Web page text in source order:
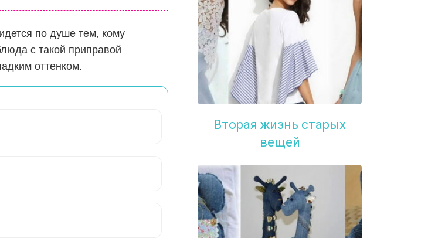
по душе тем, кому
с такой приправой
оттенком.
Вторая жизнь старых
вещей